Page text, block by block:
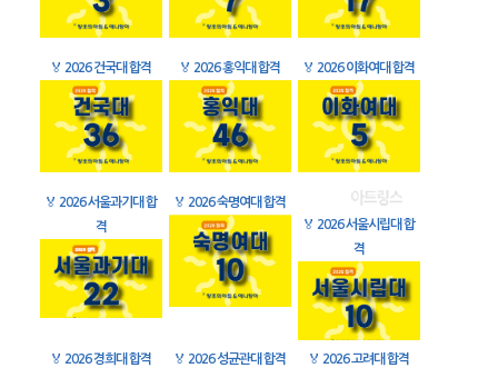
🏅 2026 건국대 합격 🏅 2026 홍익대 합격 🏅 2026 이화여대 합격
🏅 2026 서울과기대 합
격
🏅 2026 숙명여대 합격
🏅 2026 서울시립대 합
격
🏅 2026 경희대 합격 🏅 2026 성균관대 합격 🏅 2026 고려대 합격